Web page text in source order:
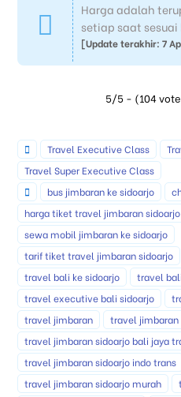
Harga adalah
setiap saat
[Update terakhir: 7
5/5 - (104
Travel Executive Class
Travel Super Executive Class
bus jimbaran ke sidoarjo
harga tiket travel jimbaran sidoarjo
sewa mobil jimbaran ke sidoarjo
tarif tiket travel jimbaran sidoarjo
travel bali ke sidoarjo
travel
travel executive bali sidoarjo
travel jimbaran
travel jimbaran
travel jimbaran sidoarjo bali jaya
travel jimbaran sidoarjo indo trans
travel jimbaran sidoarjo murah